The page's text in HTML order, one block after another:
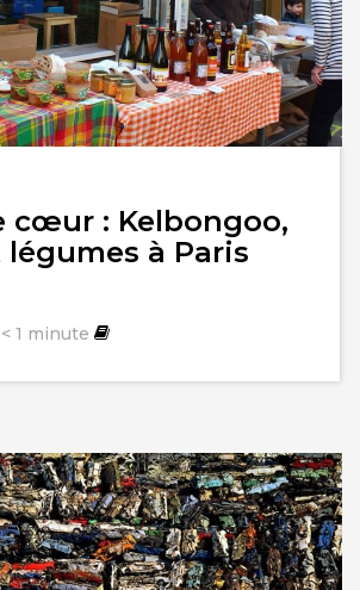
cœur : Kelbongoo,
à Paris
< 1 minute